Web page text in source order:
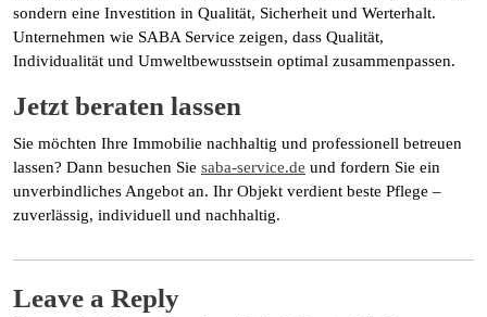
sondern eine Investition in Qualität, Sicherheit und Werterhalt.
Unternehmen wie SABA Service zeigen, dass Qualität,
Individualität und Umweltbewusstsein optimal zusammenpassen.
Jetzt beraten lassen
Sie möchten Ihre Immobilie nachhaltig und professionell betreuen
lassen? Dann besuchen Sie saba-service.de und fordern Sie ein
unverbindliches Angebot an. Ihr Objekt verdient beste Pflege –
zuverlässig, individuell und nachhaltig.
Leave a Reply